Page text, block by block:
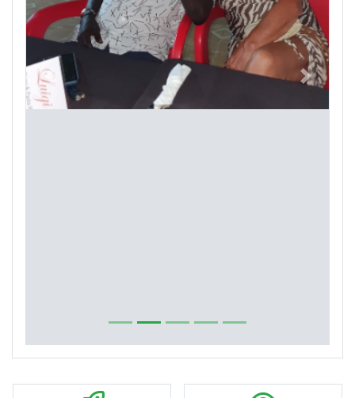
Previous Next